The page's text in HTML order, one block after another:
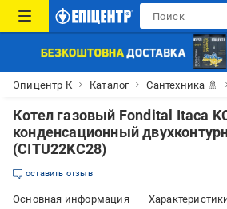
Эпицентр К Каталог Сантехника 🚿
Котел газовый Fondital Itaca
конденсационный
(CITU22KC28)
оставить отзыв
Основная информация